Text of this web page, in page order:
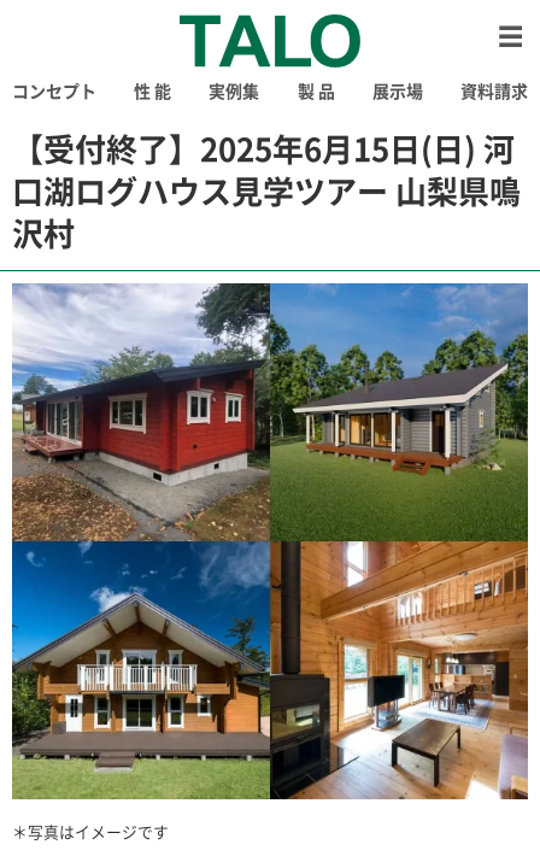
コンセプト 性 能 実例集 製 品 展示場 資料請求
【受付終了】2025年6月15日(日) 河
口湖ログハウス見学ツアー 山梨県鳴
沢村
＊写真はイメージです